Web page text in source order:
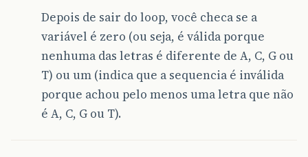
Depois de sair do loop, você checa se a
variável é zero (ou seja, é válida porque
nenhuma das letras é diferente de A, C, G ou
T) ou um (indica que a sequencia é inválida
porque achou pelo menos uma letra que não
é A, C, G ou T).